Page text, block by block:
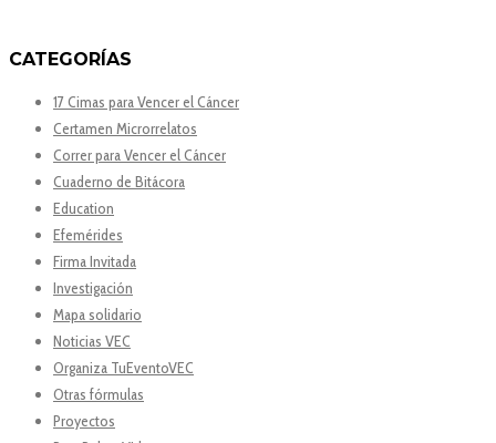
CATEGORÍAS
17 Cimas para Vencer el Cáncer
Certamen Microrrelatos
Correr para Vencer el Cáncer
Cuaderno de Bitácora
Education
Efemérides
Firma Invitada
Investigación
Mapa solidario
Noticias VEC
Organiza TuEventoVEC
Otras fórmulas
Proyectos